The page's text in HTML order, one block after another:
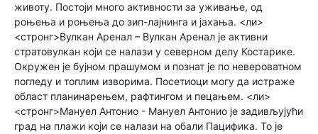
животу. Постоји много активности за уживање, од
роњења и роњења до зип-лајнинга и јахања. <ли>
<стронг>Вулкан Аренал – Вулкан Аренал је активни
стратовулкан који се налази у северном делу Костарике.
Окружен је бујном прашумом и познат је по невероватном
погледу и топлим изворима. Посетиоци могу да истраже
област планинарењем, рафтингом и пецањем. <ли>
<стронг>Мануел Антонио - Мануел Антонио је задивљујући
град на плажи који се налази на обали Пацифика. То је